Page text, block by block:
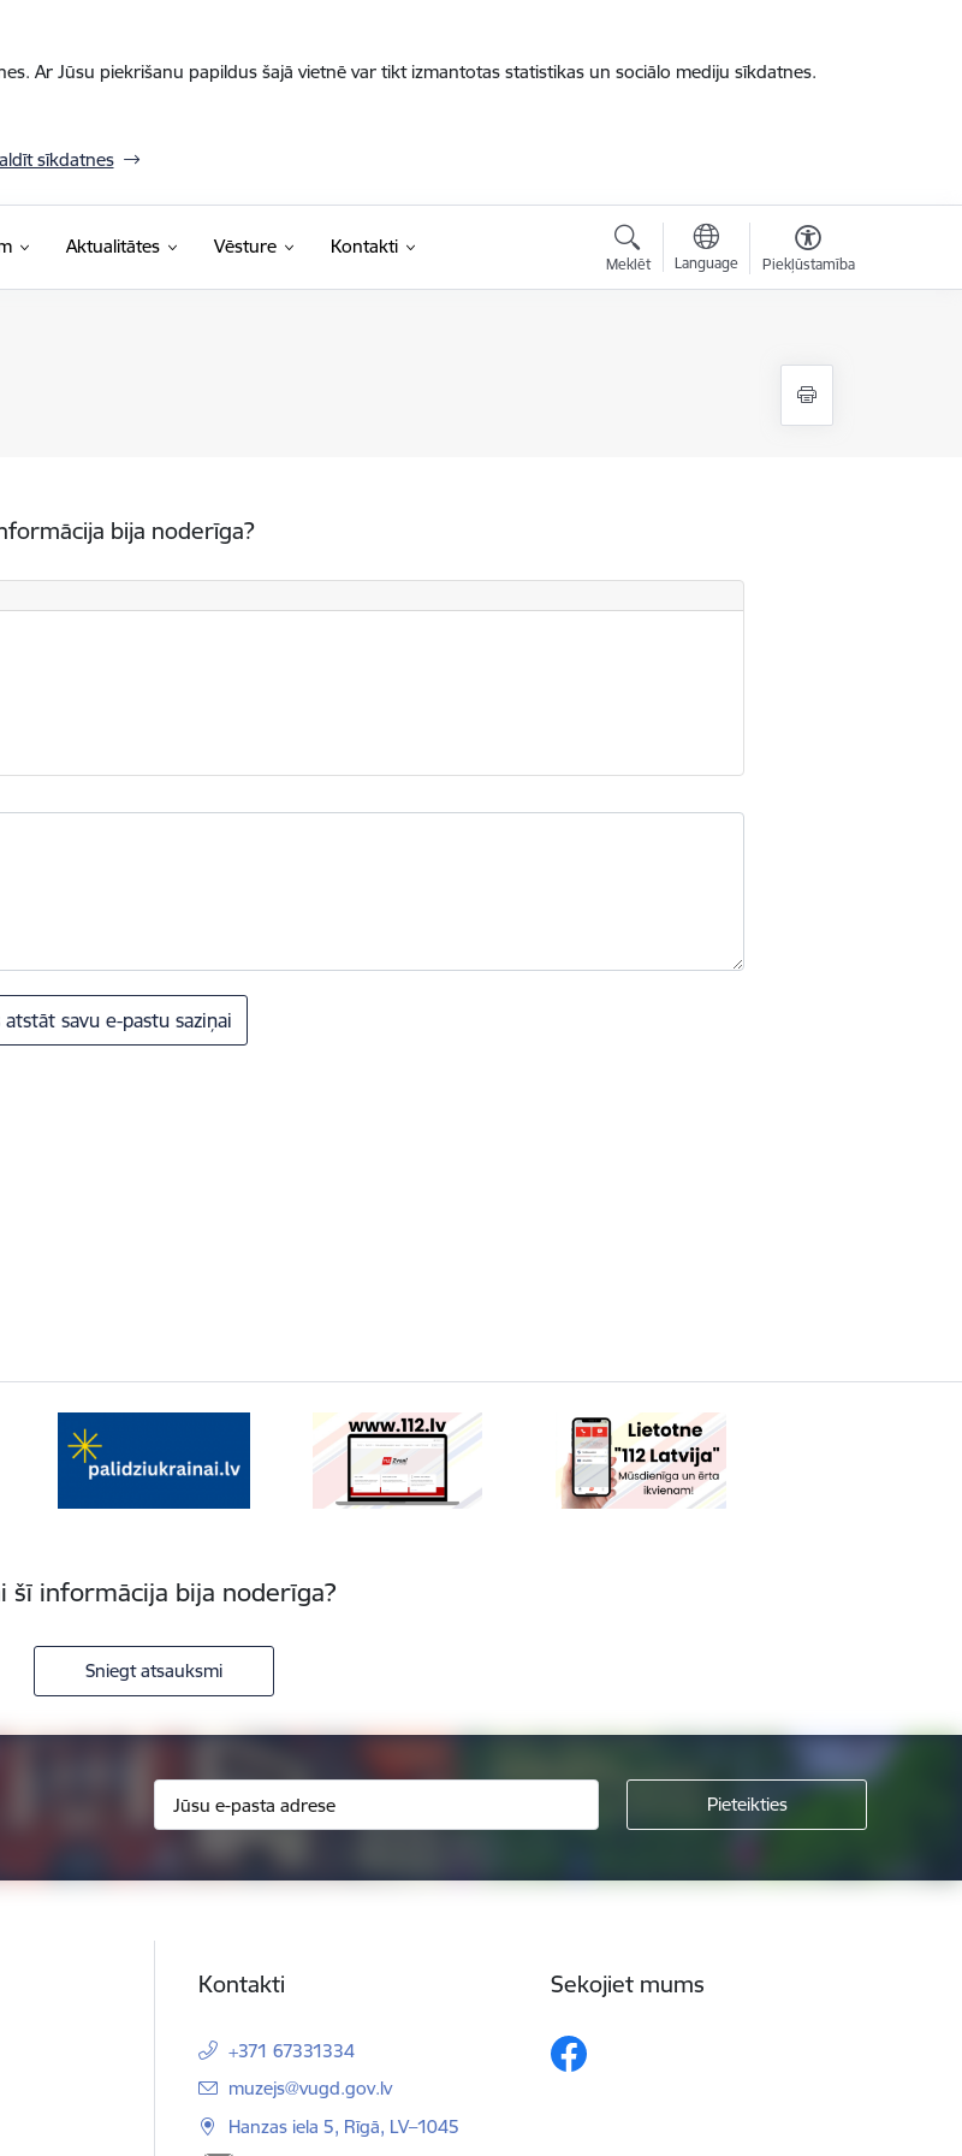
Ar Jūsu piekrišanu papildus šajā vietnē var tikt izmantotas statistikas un sociālo mediju sīkdatnes.
sīkdatnes
Aktualitātes Vēsture Kontakti
Meklēt Language Piekļūstamība
bija noderīga?
atstāt savu e-pastu saziņai
šī informācija bija noderīga?
Sniegt atsauksmi
Kontakti
+371 67331334
E-pasts:
muzejs@vugd.gov.lv
Hanzas iela 5, Rīgā, LV–1045
Sekojiet mums